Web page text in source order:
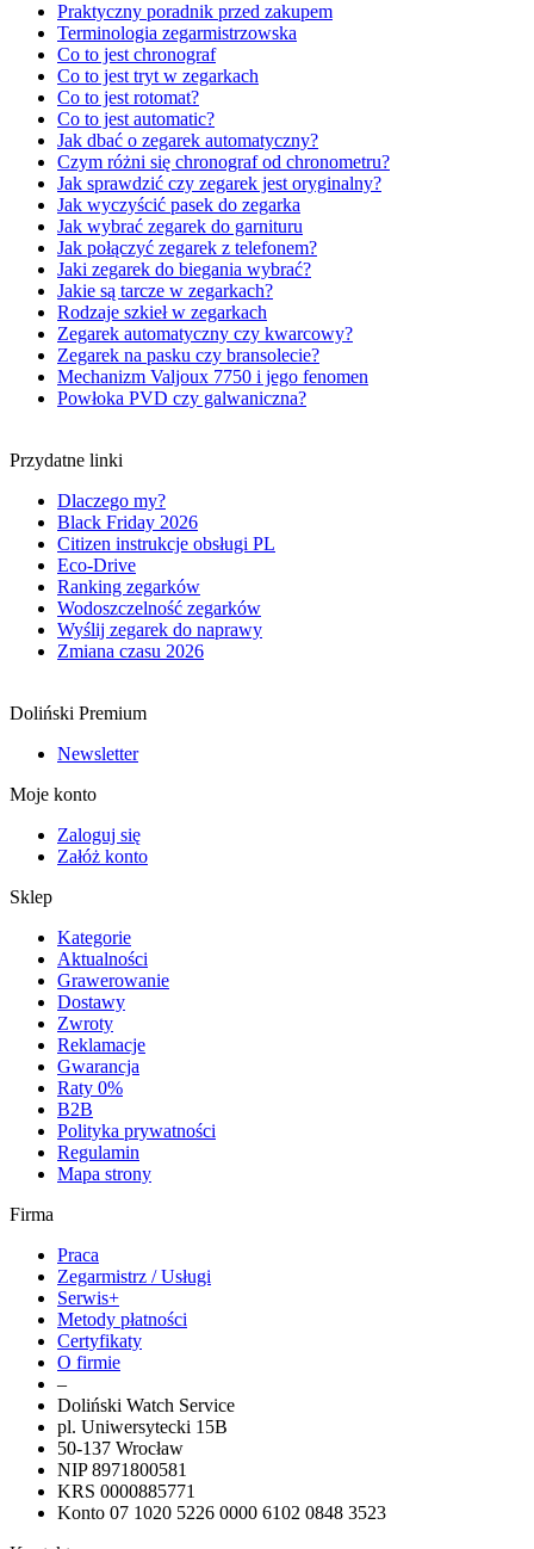
Praktyczny poradnik przed zakupem
Terminologia zegarmistrzowska
Co to jest chronograf
Co to jest tryt w zegarkach
Co to jest rotomat?
Co to jest automatic?
Jak dbać o zegarek automatyczny?
Czym różni się chronograf od chronometru?
Jak sprawdzić czy zegarek jest oryginalny?
Jak wyczyścić pasek do zegarka
Jak wybrać zegarek do garnituru
Jak połączyć zegarek z telefonem?
Jaki zegarek do biegania wybrać?
Jakie są tarcze w zegarkach?
Rodzaje szkieł w zegarkach
Zegarek automatyczny czy kwarcowy?
Zegarek na pasku czy bransolecie?
Mechanizm Valjoux 7750 i jego fenomen
Powłoka PVD czy galwaniczna?
Przydatne linki
Dlaczego my?
Black Friday 2026
Citizen instrukcje obsługi PL
Eco-Drive
Ranking zegarków
Wodoszczelność zegarków
Wyślij zegarek do naprawy
Zmiana czasu 2026
Doliński Premium
Newsletter
Moje konto
Zaloguj się
Załóż konto
Sklep
Kategorie
Aktualności
Grawerowanie
Dostawy
Zwroty
Reklamacje
Gwarancja
Raty 0%
B2B
Polityka prywatności
Regulamin
Mapa strony
Firma
Praca
Zegarmistrz / Usługi
Serwis+
Metody płatności
Certyfikaty
O firmie
–
Doliński Watch Service
pl. Uniwersytecki 15B
50-137 Wrocław
NIP 8971800581
KRS 0000885771
Konto 07 1020 5226 0000 6102 0848 3523